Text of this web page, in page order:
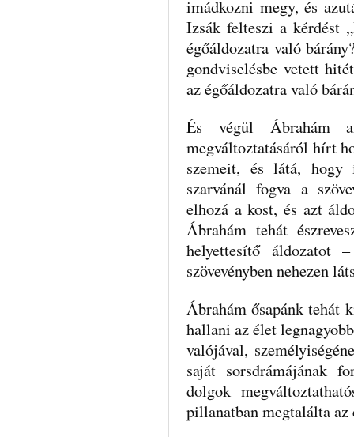
imádkozni megy, és
Izsák felteszi a kér­dést
égőáldozatra való
gondviselésbe vetett
az égőáldozatra való
És végül Ábrahám
megváltoztatásáról hírt
sze­meit, és látá,
szarvánál fogva a
elhozá a kost, és azt
Ábrahám tehát
helyettesí­tő
szövevényben nehezen
Ábrahám ősapánk
hallani az élet
valójával,
saját sorsdrá­májának
dolgok
pillanatban meg­találta